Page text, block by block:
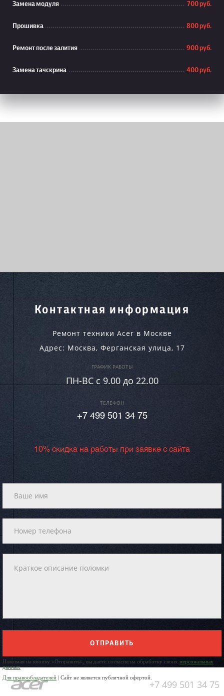
Замена модуля 700 руб.
Прошивка 800 руб.
Ремонт после залития 900 руб.
Замена тачскрина 400 руб.
Контактная информация
Ремонт техники Acer в Москве
Адрес: Москва, Ферганская улица, 17
ГРАФИК РАБОТЫ
ПН-ВC c 9.00 до 22.00
ТЕЛЕФОН
+7 499 501 34 75
10% скидка на работы при заявке с сайта
ОТПРАВИТЬ
Нажимая на кнопку «Отправить», вы даете согласие на обработку своих персональных
данных
Для правообладателей | Сайт не является публичной офертой.
+7 499 501 34 75